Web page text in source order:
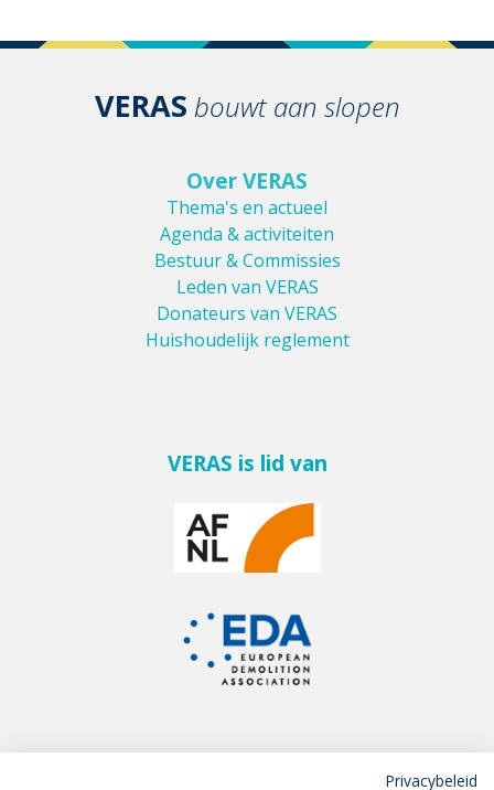
VERAS bouwt aan slopen
Over VERAS
Thema's en actueel
Agenda & activiteiten
Bestuur & Commissies
Leden van VERAS
Donateurs van VERAS
Huishoudelijk reglement
VERAS is lid van
Privacybeleid